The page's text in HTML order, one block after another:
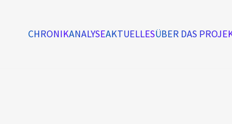
CHRONIKANALYSEAKTUELLESÜBER DAS